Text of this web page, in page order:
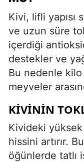
Kivi, lifli yapısı
ve uzun süre
içerdiği
destekler ve
Bu nedenle
meyveler
KIVININ
Kivideki
hissini artırır.
öğünlerde tatlı